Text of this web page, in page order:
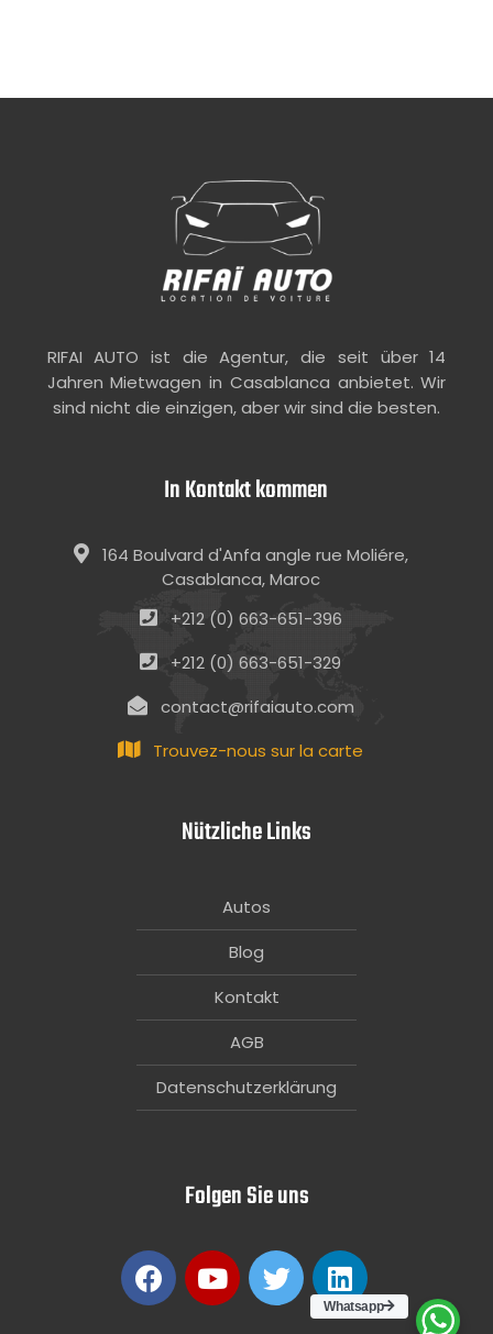
RIFAI AUTO ist die Agentur, die seit über 14
Jahren Mietwagen in Casablanca anbietet. Wir
sind nicht die einzigen, aber wir sind die besten.
In Kontakt kommen
164 Boulvard d'Anfa angle rue Moliére,
Casablanca, Maroc
+212 (0) 663-651-396
+212 (0) 663-651-329
contact@rifaiauto.com
Trouvez-nous sur la carte
Nützliche Links
Autos
Blog
Kontakt
AGB
Datenschutzerklärung
Folgen Sie uns
Whatsapp